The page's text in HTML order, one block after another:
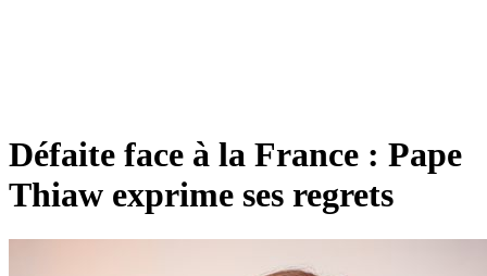
Défaite face à la France : Pape
Thiaw exprime ses regrets